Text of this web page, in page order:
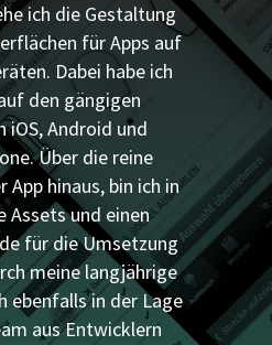
ich die Gestaltung
für Apps auf
Dabei habe ich
den gängigen
Android und
Über die reine
App hinaus, bin ich in
Assets und einen
für die Umsetzung
meine langjährige
ebenfalls in der Lage
aus Entwicklern